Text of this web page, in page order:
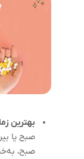
بهترین
صبح،